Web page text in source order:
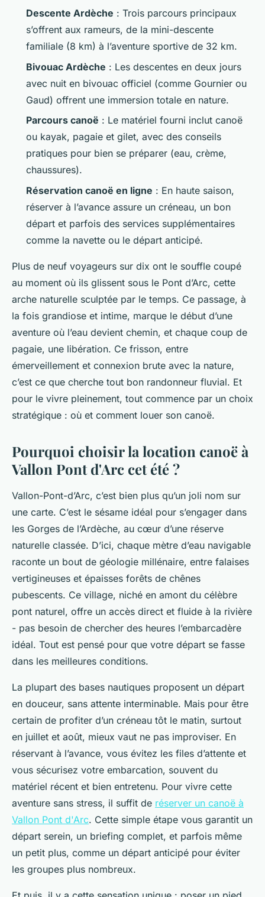
Descente Ardèche : Trois parcours principaux
s’offrent aux rameurs, de la mini-descente
familiale (8 km) à l’aventure sportive de 32 km.
Bivouac Ardèche : Les descentes en deux jours
avec nuit en bivouac officiel (comme Gournier ou
Gaud) offrent une immersion totale en nature.
Parcours canoë : Le matériel fourni inclut canoë
ou kayak, pagaie et gilet, avec des conseils
pratiques pour bien se préparer (eau, crème,
chaussures).
Réservation canoë en ligne : En haute saison,
réserver à l’avance assure un créneau, un bon
départ et parfois des services supplémentaires
comme la navette ou le départ anticipé.
Plus de neuf voyageurs sur dix ont le souffle coupé
au moment où ils glissent sous le Pont d’Arc, cette
arche naturelle sculptée par le temps. Ce passage, à
la fois grandiose et intime, marque le début d’une
aventure où l’eau devient chemin, et chaque coup de
pagaie, une libération. Ce frisson, entre
émerveillement et connexion brute avec la nature,
c’est ce que cherche tout bon randonneur fluvial. Et
pour le vivre pleinement, tout commence par un choix
stratégique : où et comment louer son canoë.
Pourquoi choisir la location canoë à
Vallon Pont d'Arc cet été ?
Vallon-Pont-d’Arc, c’est bien plus qu’un joli nom sur
une carte. C’est le sésame idéal pour s’engager dans
les Gorges de l’Ardèche, au cœur d’une réserve
naturelle classée. D’ici, chaque mètre d’eau navigable
raconte un bout de géologie millénaire, entre falaises
vertigineuses et épaisses forêts de chênes
pubescents. Ce village, niché en amont du célèbre
pont naturel, offre un accès direct et fluide à la rivière
- pas besoin de chercher des heures l’embarcadère
idéal. Tout est pensé pour que votre départ se fasse
dans les meilleures conditions.
La plupart des bases nautiques proposent un départ
en douceur, sans attente interminable. Mais pour être
certain de profiter d’un créneau tôt le matin, surtout
en juillet et août, mieux vaut ne pas improviser. En
réservant à l’avance, vous évitez les files d’attente et
vous sécurisez votre embarcation, souvent du
matériel récent et bien entretenu. Pour vivre cette
aventure sans stress, il suffit de réserver un canoë à
Vallon Pont d'Arc. Cette simple étape vous garantit un
départ serein, un briefing complet, et parfois même
un petit plus, comme un départ anticipé pour éviter
les groupes plus nombreux.